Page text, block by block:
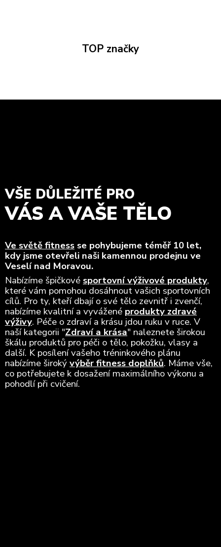
TOP značky
VŠE DŮLEŽITÉ PRO
VÁS A VAŠE TĚLO
Ve světě fitness se pohybujeme téměř 10 let,
kdy jsme otevřeli naši kamennou prodejnu ve
Veselí nad Moravou.
Nabízíme špičkovésportovní výživové produkty,
které vám pomohou dosáhnout vašich sportovních
cílů. Pro ty, kteří dbají o své tělo zevnitř i zvenčí,
nabízíme kvalitní a vyvážené produkty zdravé
výživy. Péče o zdraví a krásu jdou ruku v ruce. V
naší kategorii "Zdraví a krása" naleznete širokou
škálu produktů pro péči o tělo, pokožku, vlasy a
další. K posílení vašeho tréninkového plánu
nabízíme širokývýběr fitness doplňků. Máme vše,
co potřebujete k dosažení maximálního výkonu a
pohodlí při cvičení.